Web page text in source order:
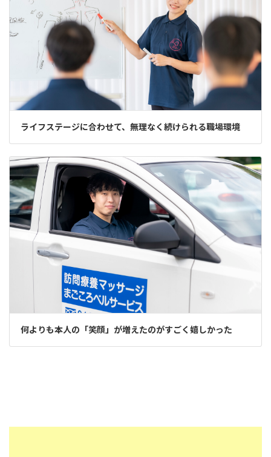
ライフステージに合わせて、無理なく続けられる職場環境
何よりも本人の「笑顔」が増えたのがすごく嬉しかった